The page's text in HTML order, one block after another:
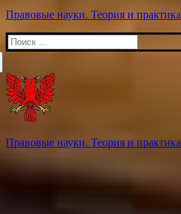
Правовые науки. Теория и практика
Искать:
Правовые науки. Теория и практика